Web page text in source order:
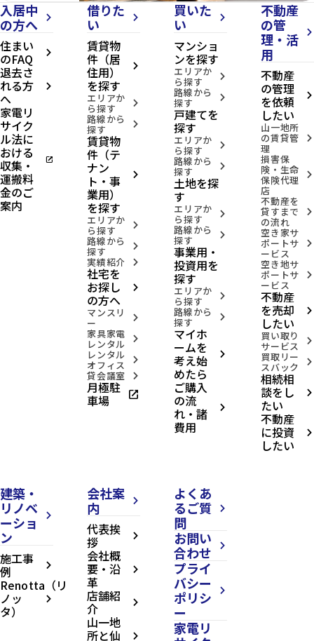
入居中
の方へ
arrow_forward_ios
住まい
のFAQ arrow_forward_ios
退去さ
れる方
へ
arrow_forward_ios
家電リ
サイク
ル法に
おける
収集・
運搬料
金のご
案内
open_in_new
借りた
い
arrow_forward_ios
賃貸物
件（居
住用）
を探す
arrow_forward_ios
エリアか
ら探す arrow_forward_ios
路線から
探す arrow_forward_ios
賃貸物
件（テ
ナン
ト・事
業用）
を探す
arrow_forward_ios
エリアか
ら探す arrow_forward_ios
路線から
探す arrow_forward_ios
実績紹介 arrow_forward_ios
社宅を
お探し
の方へ
arrow_forward_ios
マンスリ
ー arrow_forward_ios
家具家電
レンタル arrow_forward_ios
レンタル
オフィス arrow_forward_ios
貸会議室 arrow_forward_ios
月極駐
車場 open_in_new
買いた
い
arrow_forward_ios
マンショ
ンを探す
エリアか
ら探す arrow_forward_ios
路線から
探す arrow_forward_ios
戸建てを
探す
エリアか
ら探す arrow_forward_ios
路線から
探す arrow_forward_ios
土地を探
す
エリアか
ら探す arrow_forward_ios
路線から
探す arrow_forward_ios
事業用・
投資用を
探す
エリアか
ら探す arrow_forward_ios
路線から
探す arrow_forward_ios
マイホ
ームを
考え始
めたら
arrow_forward_ios
ご購入
の流
れ・諸
費用
arrow_forward_ios
不動産
の管
理・活
用
arrow_forward_ios
不動産
の管理
を依頼
したい
arrow_forward_ios
山一地所
の賃貸管
理
arrow_forward_ios
損害保
険・生命
保険代理
店
arrow_forward_ios
不動産を
貸すまで
の流れ
arrow_forward_ios
空き家サ
ポートサ
ービス
arrow_forward_ios
空き地サ
ポートサ
ービス
arrow_forward_ios
不動産
を売却
したい
arrow_forward_ios
買い取り
サービス arrow_forward_ios
買取リー
スバック arrow_forward_ios
相続相
談をし
たい
arrow_forward_ios
不動産
に投資
したい
arrow_forward_ios
建築・
リノベ
ーショ
ン
arrow_forward_ios
施工事
例 arrow_forward_ios
Renotta（リ
ノッ
タ）
arrow_forward_ios
会社案
内
arrow_forward_ios
代表挨
拶 arrow_forward_ios
会社概
要・沿
革
arrow_forward_ios
店舗紹
介 arrow_forward_ios
山一地
所と仙 arrow_forward_ios
よくあ
るご質
問
arrow_forward_ios
お問い
合わせ
arrow_forward_ios
プライ
バシー
ポリシ
ー
arrow_forward_ios
家電リ